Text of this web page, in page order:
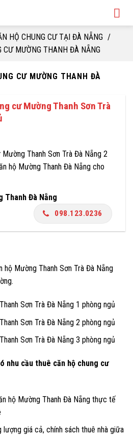
HỘ CHUNG CƯ TẠI ĐÀ NẴNG /
CƯ MƯỜNG THANH ĐÀ NẴNG
CƯ MƯỜNG THANH ĐÀ
cư Mường Thanh Sơn Trà
Thanh Sơn Trà Đà Nẵng 2
hộ Mường Thanh Đà Nẵng cho
Thanh Đà Nẵng
098.123.0236
hộ Mường Thanh Sơn Trà Đà Nẵng
Sơn Trà Đà Nẵng 1 phòng ngủ
Sơn Trà Đà Nẵng 2 phòng ngủ
Sơn Trà Đà Nẵng 3 phòng ngủ
nhu cầu thuê căn hộ chung cư
hộ Mường Thanh Đà Nẵng thực tế
giá cả, chính sách thuê nhà giữa